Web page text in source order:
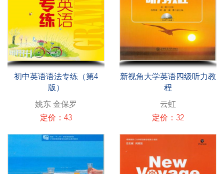
初中英语语法专练（第4
版）
姚东 金保罗
定价：43
新视角大学英语四级听力教
程
云虹
定价：32